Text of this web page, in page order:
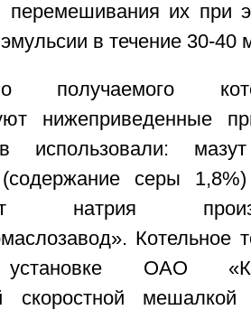
перемешивания их при
в течение 30-40
получаемого
нижеприведенные
использовали:
(содержание серы
натрия
Котельное
ОАО
скоростной